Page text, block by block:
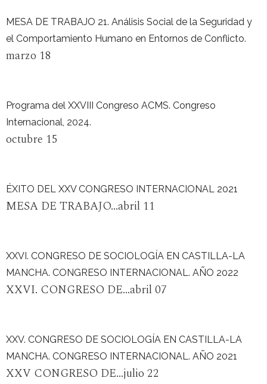
MESA DE TRABAJO 21. Análisis Social de la Seguridad y
el Comportamiento Humano en Entornos de Conflicto.
marzo 18
Programa del XXVIII Congreso ACMS. Congreso
Internacional, 2024.
octubre 15
ÉXITO DEL XXV CONGRESO INTERNACIONAL 2021
MESA DE TRABAJO...abril 11
XXVI. CONGRESO DE SOCIOLOGÍA EN CASTILLA-LA
MANCHA. CONGRESO INTERNACIONAL. AÑO 2022
XXVI. CONGRESO DE...abril 07
XXV. CONGRESO DE SOCIOLOGÍA EN CASTILLA-LA
MANCHA. CONGRESO INTERNACIONAL. AÑO 2021
XXV CONGRESO DE...julio 22